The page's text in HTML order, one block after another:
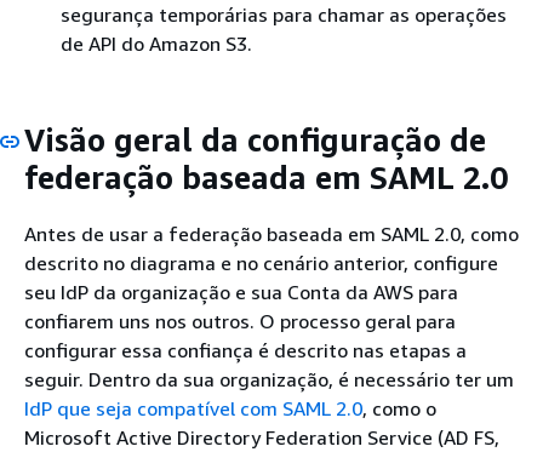
segurança temporárias para chamar as operações
de API do Amazon S3.
Visão geral da configuração de
federação baseada em SAML 2.0
Antes de usar a federação baseada em SAML 2.0, como
descrito no diagrama e no cenário anterior, configure
seu IdP da organização e sua Conta da AWS para
confiarem uns nos outros. O processo geral para
configurar essa confiança é descrito nas etapas a
seguir. Dentro da sua organização, é necessário ter um
IdP que seja compatível com SAML 2.0, como o
Microsoft Active Directory Federation Service (AD FS,